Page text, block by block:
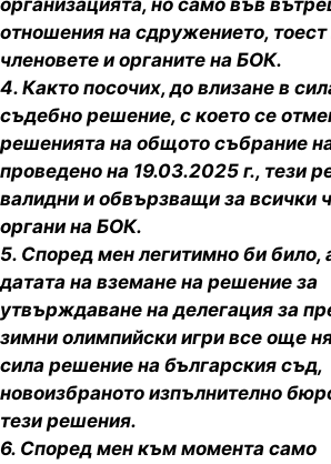
организацията, но само във
отношения на сдружението,
членовете и органите на БОК.
4. Както посочих, до влизане в
съдебно решение, с което се
решенията на общото събрание
проведено на 19.03.2025 г., тези
валидни и обвързващи за всички
органи на БОК.
5. Според мен легитимно би било,
датата на вземане на решение за
утвърждаване на делегация за
зимни олимпийски игри все още
сила решение на българския съд,
новоизбраното изпълнително
тези решения.
6. Според мен към момента само